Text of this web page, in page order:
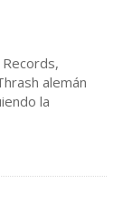
alemán
la